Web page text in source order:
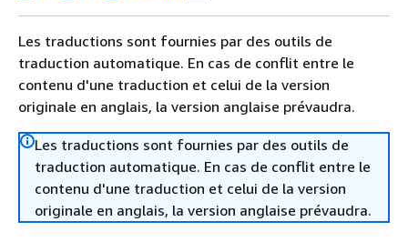
Les traductions sont fournies par des outils de
traduction automatique. En cas de conflit entre le
contenu d'une traduction et celui de la version
originale en anglais, la version anglaise prévaudra.
Les traductions sont fournies par des outils de
traduction automatique. En cas de conflit entre le
contenu d'une traduction et celui de la version
originale en anglais, la version anglaise prévaudra.